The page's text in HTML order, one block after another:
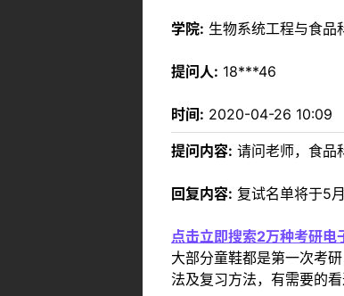
学院: 生物系统工程与食品
提问人: 18***46
时间: 2020-04-26 10:09
提问内容: 请问老师，食品
回复内容: 复试名单将于5
点击立即搜索2万种考研电
大部分童鞋都是第一次考
法及复习方法，有需要的